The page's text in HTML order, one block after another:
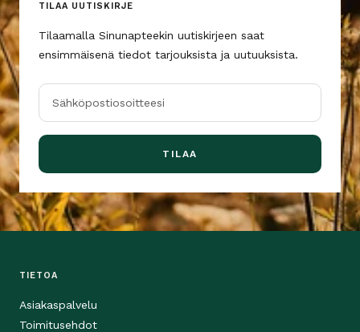
TILAA UUTISKIRJE
Tilaamalla Sinunapteekin uutiskirjeen saat
ensimmäisenä tiedot tarjouksista ja uutuuksista.
Sähköpostiosoitteesi
TILAA
TIETOA
Asiakaspalvelu
Toimitusehdot